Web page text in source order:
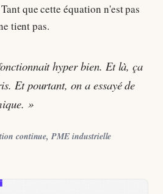
que cette équation n'est pas
tient pas.
hyper bien. Et là, ça
Et pourtant, on a essayé de
»
continue, PME industrielle